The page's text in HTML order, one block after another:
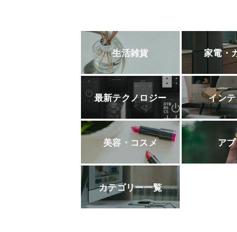
生活雑貨 家電・
最新テクノロジー イン
美容・コスメ ア
カテゴリー一覧